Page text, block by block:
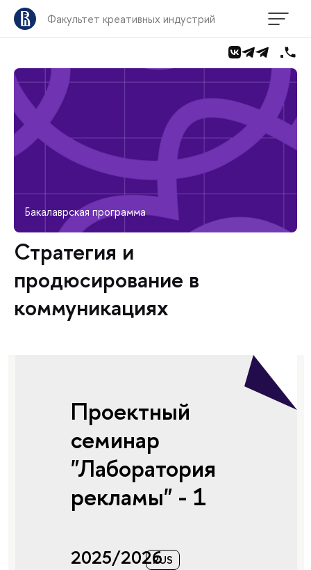
Факультет креативных индустрий
Бакалаврская программа
Стратегия и
продюсирование в
коммуникациях
Проектный
семинар
"Лаборатория
рекламы" - 1
2025/2026RUS